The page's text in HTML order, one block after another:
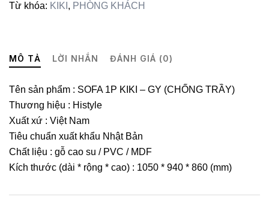
Từ khóa: KIKI , PHÒNG KHÁCH
MÔ TẢ LỜI NHẮN ĐÁNH GIÁ (0)
Tên sản phẩm : SOFA 1P KIKI – GY (CHỐNG TRẦY)
Thương hiệu : Histyle
Xuất xứ : Việt Nam
Tiêu chuẩn xuất khẩu Nhật Bản
Chất liệu : gỗ cao su / PVC / MDF
Kích thước (dài * rộng * cao) : 1050 * 940 * 860 (mm)